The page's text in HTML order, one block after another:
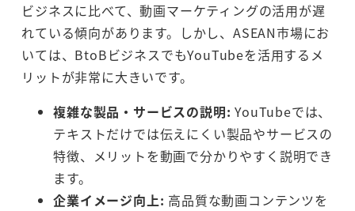
ビジネスに比べて、動画マーケティングの活用が遅
れている傾向があります。しかし、ASEAN市場にお
いては、BtoBビジネスでもYouTubeを活用するメ
リットが非常に大きいです。
複雑な製品・サービスの説明: YouTubeでは、
テキストだけでは伝えにくい製品やサービスの
特徴、メリットを動画で分かりやすく説明でき
ます。
企業イメージ向上: 高品質な動画コンテンツを